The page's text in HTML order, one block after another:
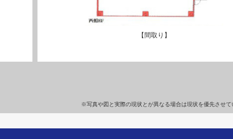
【間取り】
※写真や図と実際の現状とが異なる場合は現状を優先させて